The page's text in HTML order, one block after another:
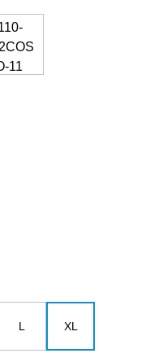
L XL